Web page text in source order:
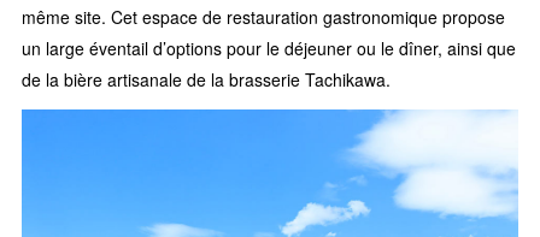
même site. Cet espace de restauration gastronomique propose
un large éventail d’options pour le déjeuner ou le dîner, ainsi que
de la bière artisanale de la brasserie Tachikawa.